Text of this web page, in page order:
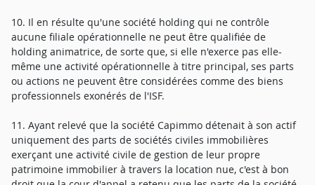
10. Il en résulte qu'une société holding qui ne contrôle
aucune filiale opérationnelle ne peut être qualifiée de
holding animatrice, de sorte que, si elle n'exerce pas elle-
même une activité opérationnelle à titre principal, ses parts
ou actions ne peuvent être considérées comme des biens
professionnels exonérés de l'ISF.
11. Ayant relevé que la société Capimmo détenait à son actif
uniquement des parts de sociétés civiles immobilières
exerçant une activité civile de gestion de leur propre
patrimoine immobilier à travers la location nue, c'est à bon